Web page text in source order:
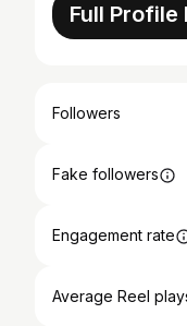
Full Profile
Followers
Fake followers
Engagement rate
Average Reel